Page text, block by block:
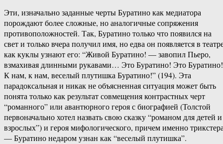
Эти, изначально заданные черты Буратино как медиатора
порождают более сложные, но аналогичные сопряжения
противоположностей. Так, Буратино только что появился на
свет и только вчера получил имя, но едва он появляется в
как куклы узнают его: “Живой Буратино! — завопил Пьеро,
взмахивая длинными рукавами… Это Буратино! Это Буратино!
К нам, к нам, веселый плутишка Буратино!” (194). Эта
парадоксальная и никак не объясненная ситуация может быть
понята только как результат совмещения контрастных черт
“романного” или авантюрного героя с биографией (Толстой
первоначально хотел назвать свою сказку “романом для детей и
взрослых”) и героя мифологического, причем именно
— Буратино недаром узнан как “веселый плутишка”.